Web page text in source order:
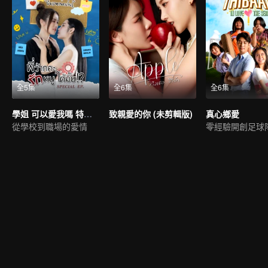
全5集
學姐 可以愛我嗎 特別篇 (未剪輯版）
從學校到職場的愛情
全6集
致親愛的你 (未剪輯版)
全6集
真心鄉愛
零經驗開創足球